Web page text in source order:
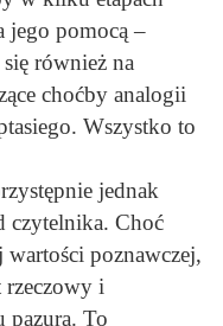
jego pomocą –
również na
choćby analogii
Wszystko to
jednak
czytelnika. Choć
poznawczej,
rzeczowy i
pazura. To